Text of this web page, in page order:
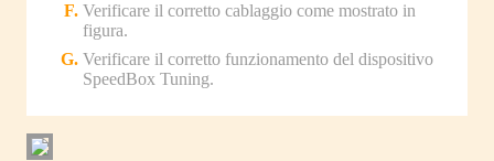
Verificare il corretto cablaggio come mostrato in
figura.
Verificare il corretto funzionamento del dispositivo
SpeedBox Tuning.